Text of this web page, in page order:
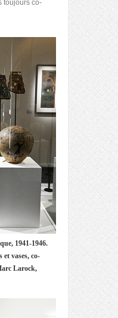
toujours co-
1941-1946.
et vases, co-
Larock,